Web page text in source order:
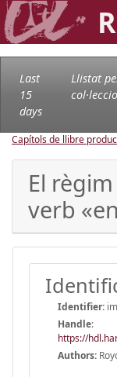
Last
15
days
Llistat
Capítols de llibre
El
verb
Identifier:
Handle:
https://
Authors: